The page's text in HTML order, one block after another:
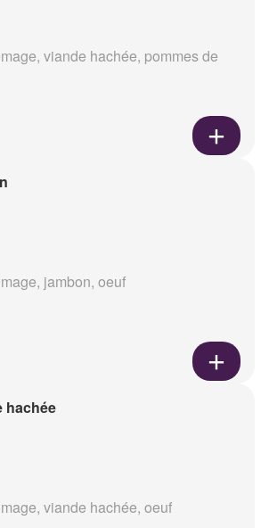
viande hachée, pommes de
jambon, oeuf
hachée
viande hachée, oeuf